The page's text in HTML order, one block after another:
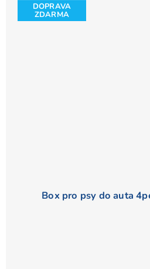
DOPRAVA
ZDARMA
Box pro psy do auta